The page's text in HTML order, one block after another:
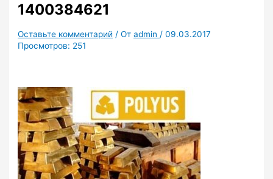
1400384621
Оставьте комментарий / Отadmin /09.03.2017
Просмотров: 251